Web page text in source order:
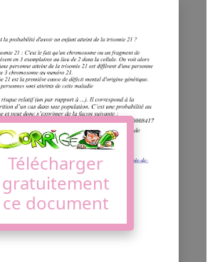
Télécharger
gratuitement
ce document